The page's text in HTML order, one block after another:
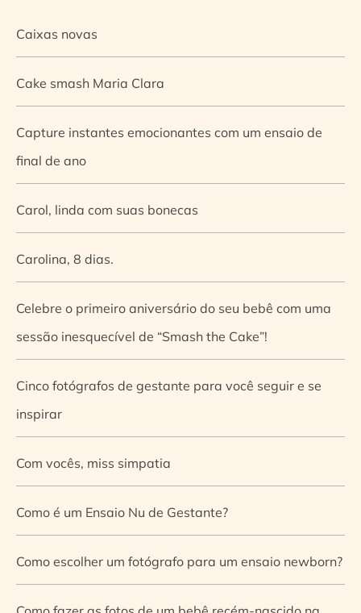
Caixas novas
Cake smash Maria Clara
Capture instantes emocionantes com um ensaio de
final de ano
Carol, linda com suas bonecas
Carolina, 8 dias.
Celebre o primeiro aniversário do seu bebê com uma
sessão inesquecível de “Smash the Cake”!
Cinco fotógrafos de gestante para você seguir e se
inspirar
Com vocês, miss simpatia
Como é um Ensaio Nu de Gestante?
Como escolher um fotógrafo para um ensaio newborn?